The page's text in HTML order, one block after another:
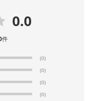
0.0
件
(0)
(0)
(0)
(0)